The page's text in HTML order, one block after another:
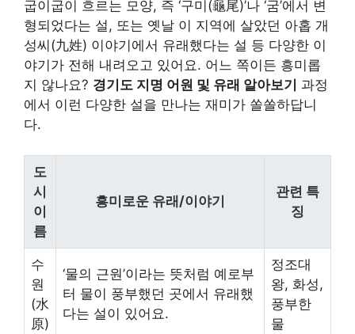
굽이굽이 흐르는 모양, 즉 ‘구미(龜尾)’나 ‘굼’에서 변
형되었다는 설, 또는 옛날 이 지역에 살았던 아홉 개
성씨(九姓) 이야기에서 유래했다는 설 등 다양한 이
야기가 전해 내려오고 있어요. 어느 쪽이든 흥미롭
지 않나요? 경기도 지명 어원 및 유래 알아보기
과정
에서 이런 다양한 설을 만나는 재미가 쏠쏠하답니
다.
도
시
이
름
흥미로운 유래/이야기
관련 특
징
수
원
(水
原)
‘물의 근원’이라는 뜻처럼 예로부
터 물이 풍부했던 곳에서 유래했
다는 설이 있어요.
정조대
왕, 화성,
풍부한
물